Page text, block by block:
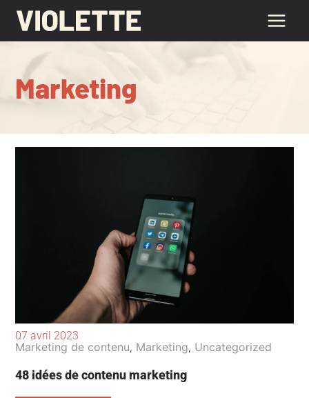
Marketing
07 avril 2023
Marketing de contenu, Marketing, Uncategorized
48 idées de contenu marketing